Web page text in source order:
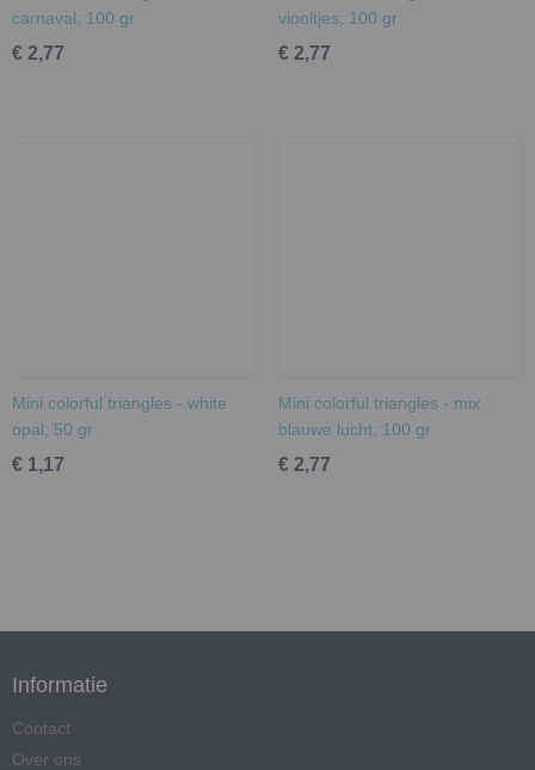
carnaval; 100 gr
€ 2,77
viooltjes; 100 gr
€ 2,77
Mini colorful triangles - white
opal; 50 gr
€ 1,17
Mini colorful triangles - mix
blauwe lucht; 100 gr
€ 2,77
Informatie
Contact
Over ons